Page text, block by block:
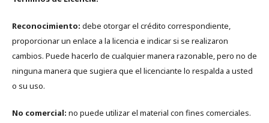
Reconocimiento: debe otorgar el crédito correspondiente,
proporcionar un enlace a la licencia e indicar si se realizaron
cambios. Puede hacerlo de cualquier manera razonable, pero no de
ninguna manera que sugiera que el licenciante lo respalda a usted
o su uso.
No comercial: no puede utilizar el material con fines comerciales.